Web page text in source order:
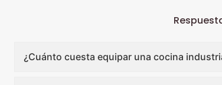
¿Cuánto cuesta equipar una cocina